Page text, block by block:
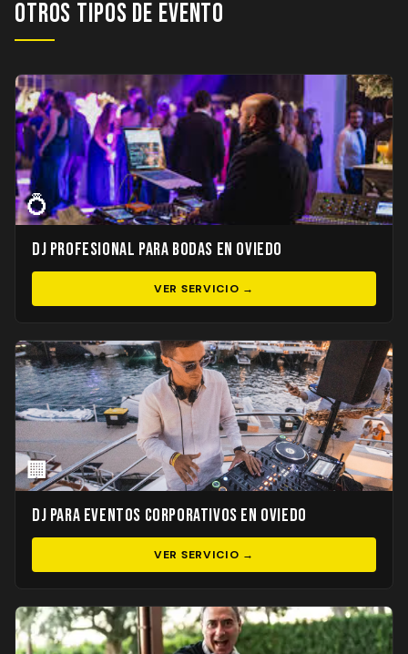
Otros Tipos de Evento
💍
DJ Profesional para Bodas en Oviedo
VER SERVICIO →
🏢
DJ para Eventos Corporativos en Oviedo
VER SERVICIO →